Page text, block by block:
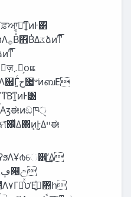
஌ͬͯΔ΋ͷΛ߹ମͯ͠஌ͬͯΔ΋ͷ͕Ͱ͖Δ‫ײ‬ಈ